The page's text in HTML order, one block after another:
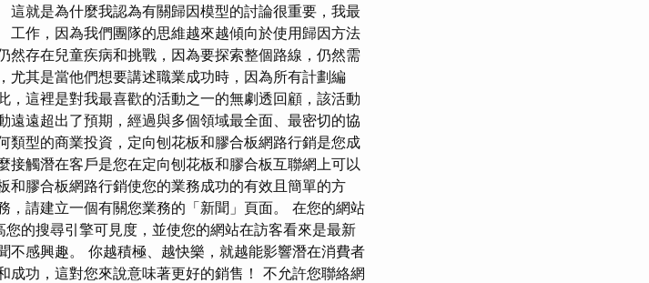
這就是為什麼我認為有關歸因模型的討論很重要，我最
工作，因為我們團隊的思維越來越傾向於使用歸因方法
然存在兒童疾病和挑戰，因為要探索整個路線，仍然需
尤其是當他們想要講述職業成功時，因為所有計劃編
這裡是對我最喜歡的活動之一的無劇透回顧，該活動
遠遠超出了預期，經過與多個領域最全面、最密切的協
類型的商業投資，定向刨花板和膠合板網路行銷是您成
觸潛在客戶是您在定向刨花板和膠合板互聯網上可以
和膠合板網路行銷使您的業務成功的有效且簡單的方
，請建立一個有關您業務的「新聞」頁面。 在您的網站
的搜尋引擎可見度，並使您的網站在訪客看來是最新
不感興趣。 你越積極、越快樂，就越能影響潛在消費者
功，這對您來說意味著更好的銷售！ 不允許您聯絡網